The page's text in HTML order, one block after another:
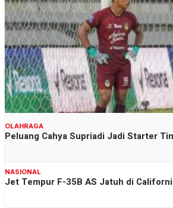
OLAHRAGA
Peluang Cahya Supriadi Jadi Starter
NASIONAL
Jet Tempur F-35B AS Jatuh di